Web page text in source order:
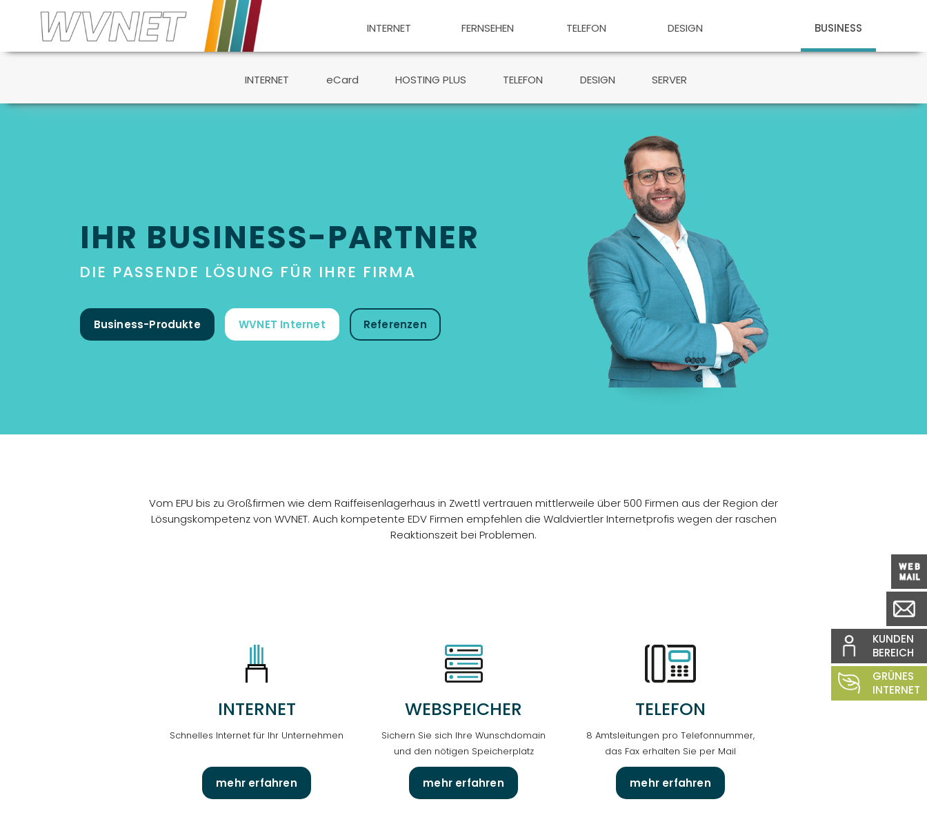
INTERNET FERNSEHEN TELEFON DESIGN BUSINESS
INTERNET eCard HOSTING PLUS TELEFON DESIGN SERVER
IHR BUSINESS-PARTNER
DIE PASSENDE LÖSUNG FÜR IHRE FIRMA
Business-Produkte WVNET Internet Referenzen
Vom EPU bis zu Großfirmen wie dem Raiffeisenlagerhaus in Zwettl vertrauen mittlerweile über 500 Firmen aus der Region der
Lösungskompetenz von WVNET. Auch kompetente EDV Firmen empfehlen die Waldviertler Internetprofis wegen der raschen
Reaktionszeit bei Problemen.
INTERNET
Schnelles Internet für Ihr Unternehmen
mehr erfahren
WEB­SPEICHER
Sichern Sie sich Ihre Wunschdomain
und den nötigen Speicherplatz
mehr erfahren
TELEFON­
8 Amtsleitungen pro Telefonnummer,
das Fax erhalten Sie per Mail
mehr erfahren